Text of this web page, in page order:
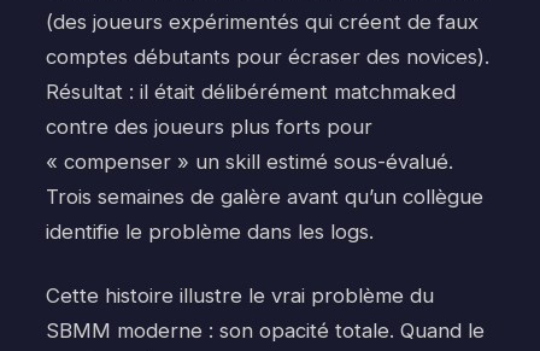
(des joueurs expérimentés qui créent de faux
comptes débutants pour écraser des novices).
Résultat : il était délibérément matchmaked
contre des joueurs plus forts pour
« compenser » un skill estimé sous-évalué.
Trois semaines de galère avant qu’un collègue
identifie le problème dans les logs.
Cette histoire illustre le vrai problème du
SBMM moderne : son opacité totale. Quand le